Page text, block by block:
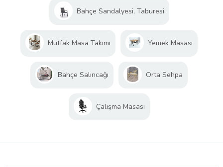
Bahçe Sandalyesi, Taburesi
Mutfak Masa Takımı Yemek Masası
Bahçe Salıncağı Orta Sehpa
Çalışma Masası